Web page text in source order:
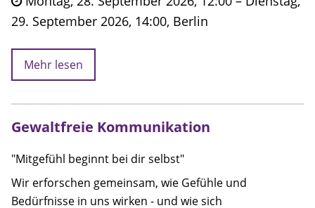
29. September 2026, 14:00, Berlin
Mehr lesen
Gewaltfreie Kommunikation
"Mitgefühl beginnt bei dir selbst"
Wir erforschen gemeinsam, wie Gefühle und
Bedürfnisse in uns wirken - und wie sich